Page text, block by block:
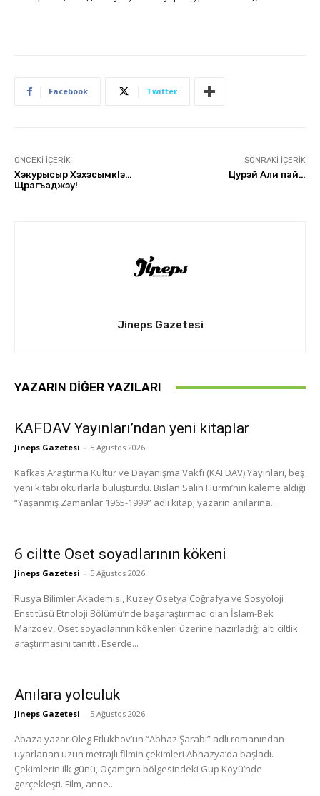
Facebook Twitter
ÖNCEKI İÇERIK
Хэкурысыр Хэхэсымкlэ…
Щрагъаджэу!
SONRAKI İÇERIK
Цурэй Али пай…
Jineps Gazetesi
YAZARIN DIĞER YAZILARI
KAFDAV Yayınları’ndan yeni kitaplar
Jineps Gazetesi - 5 Ağustos 2026
Kafkas Araştırma Kültür ve Dayanışma Vakfı (KAFDAV) Yayınları, beş
yeni kitabı okurlarla buluşturdu. Bislan Salih Hurmi’nin kaleme aldığı
“Yaşanmış Zamanlar 1965-1999” adlı kitap; yazarın anılarına...
6 ciltte Oset soyadlarının kökeni
Jineps Gazetesi - 5 Ağustos 2026
Rusya Bilimler Akademisi, Kuzey Osetya Coğrafya ve Sosyoloji
Enstitüsü Etnoloji Bölümü’nde başaraştırmacı olan İslam-Bek
Marzoev, Oset soyadlarının kökenleri üzerine hazırladığı altı ciltlik
araştırmasını tanıttı. Eserde...
Anılara yolculuk
Jineps Gazetesi - 5 Ağustos 2026
Abaza yazar Oleg Etlukhov’un “Abhaz Şarabı” adlı romanından
uyarlanan uzun metrajlı filmin çekimleri Abhazya’da başladı.
Çekimlerin ilk günü, Oçamçıra bölgesindeki Gup Köyü’nde
gerçekleşti. Film, anne...